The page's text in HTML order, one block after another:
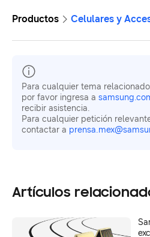
Productos Celulares y
Para cualquier tema
por favor ingresa a
recibir asistencia.
Para cualquier petición
contactar a
Artículos